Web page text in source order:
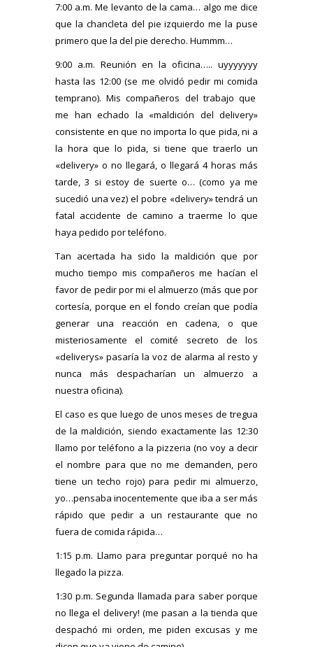
7:00 a.m. Me levanto de la cama… algo me dice
que la chancleta del pie izquierdo me la puse
primero que la del pie derecho. Hummm…
9:00 a.m. Reunión en la oficina….. uyyyyyyy
hasta las 12:00 (se me olvidó pedir mi comida
temprano). Mis compañeros del trabajo que
me han echado la «maldición del delivery»
consistente en que no importa lo que pida, ni a
la hora que lo pida, si tiene que traerlo un
«delivery» o no llegará, o llegará 4 horas más
tarde, 3 si estoy de suerte o… (como ya me
sucedió una vez) el pobre «delivery» tendrá un
fatal accidente de camino a traerme lo que
haya pedido por teléfono.
Tan acertada ha sido la maldición que por
mucho tiempo mis compañeros me hacían el
favor de pedir por mi el almuerzo (más que por
cortesía, porque en el fondo creían que podía
generar una reacción en cadena, o que
misteriosamente el comité secreto de los
«deliverys» pasaría la voz de alarma al resto y
nunca más despacharían un almuerzo a
nuestra oficina).
El caso es que luego de unos meses de tregua
de la maldición, siendo exactamente las 12:30
llamo por teléfono a la pizzeria (no voy a decir
el nombre para que no me demanden, pero
tiene un techo rojo) para pedir mi almuerzo,
yo…pensaba inocentemente que iba a ser más
rápido que pedir a un restaurante que no
fuera de comida rápida…
1:15 p.m. Llamo para preguntar porqué no ha
llegado la pizza.
1:30 p.m. Segunda llamada para saber porque
no llega el delivery! (me pasan a la tienda que
despachó mi orden, me piden excusas y me